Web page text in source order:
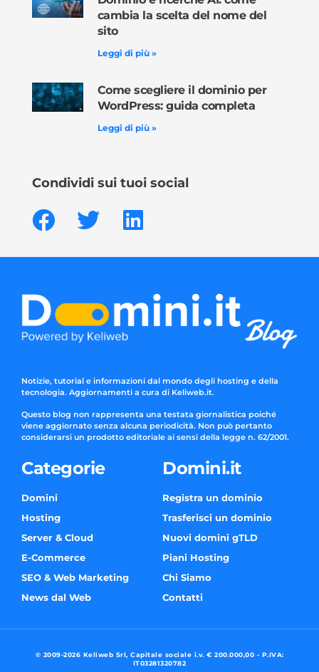
cambia la scelta del nome del
sito
Leggi di più »
Come scegliere il dominio per
WordPress: guida completa
Leggi di più »
Condividi sui tuoi social
Notizie, tutorial e informazioni dal mondo degli hosting e della
tecnologia. Aggiornamenti a cura di Keliweb.it.
Questo blog non rappresenta una testata giornalistica poiché
viene aggiornato senza alcuna periodicità. Non può pertanto
considerarsi un prodotto editoriale ai sensi della legge n. 62/2001.
Categorie
Domini
Hosting
Server & Cloud
E-Commerce
SEO & Web Marketing
News dal Web
Domini.it
Registra un dominio
Trasferisci un dominio
Nuovi domini gTLD
Piani Hosting
Chi Siamo
Contatti
© 2009-2026 Keliweb Srl, Capitale sociale i.v. € 200.000,00 - P.IVA:
IT03281320782